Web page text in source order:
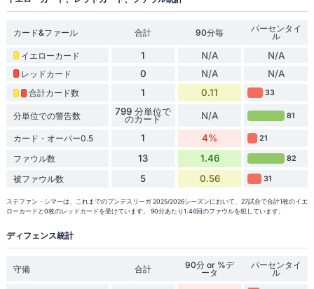
カード&ファール 合計 90分毎 パーセンタイ
ル
イエローカード
1 N/A N/A
レッドカード 0 N/A N/A
合計カード数 1 0.11 33
分単位での警告数 799 分単位で
のカード N/A 81
カード・オーバー0.5 1 4% 21
ファウル数 13 1.46 82
被ファウル数 5 0.56 31
ステファン・シマーは、これまでのブンデスリーガ 2025/2026シーズンにおいて、27試合で合計1枚のイエ
ローカードと0枚のレッドカードを受けています。 90分あたり1.46回のファウルを犯しています。
ディフェンス統計
守備 合計 90分 or %デ
ータ
パーセンタイ
ル